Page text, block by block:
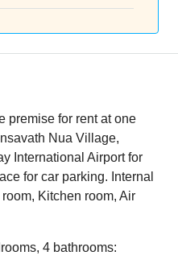
premise for rent at one
Nua Village,
International Airport for
for car parking. Internal
Kitchen room, Air
4 bathrooms: